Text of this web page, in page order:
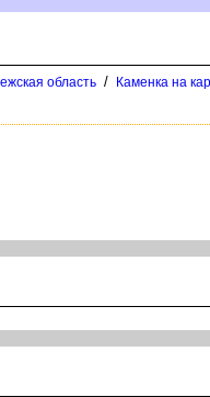
область / Каменка на